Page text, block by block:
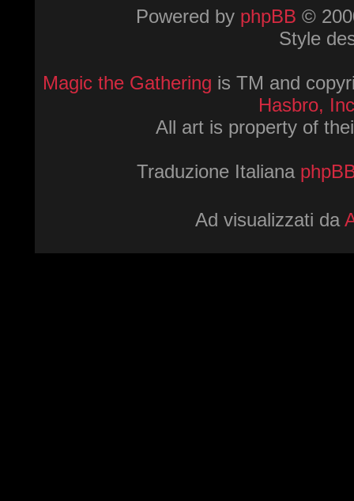
Powered by phpBB ©
Style
Magic the Gathering is TM and
Hasbro,
All art is property of
Traduzione Italiana
Ad visualizzati da